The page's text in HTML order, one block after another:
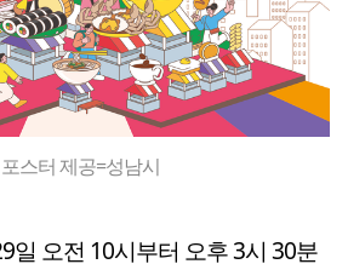
스터 제공=성남시
일 오전 10시부터 오후 3시 30분